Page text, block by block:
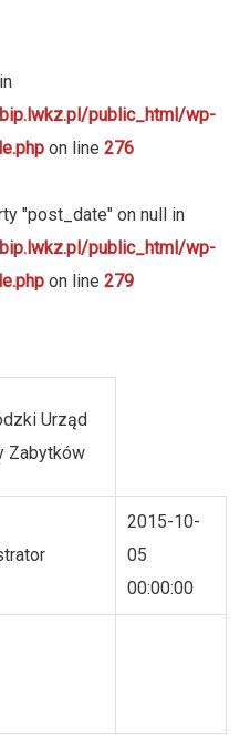
public_html/wp-
on line 276
"post_date" on null in
public_html/wp-
on line 279
Urząd
Zabytków
2015-10-
05
00:00:00